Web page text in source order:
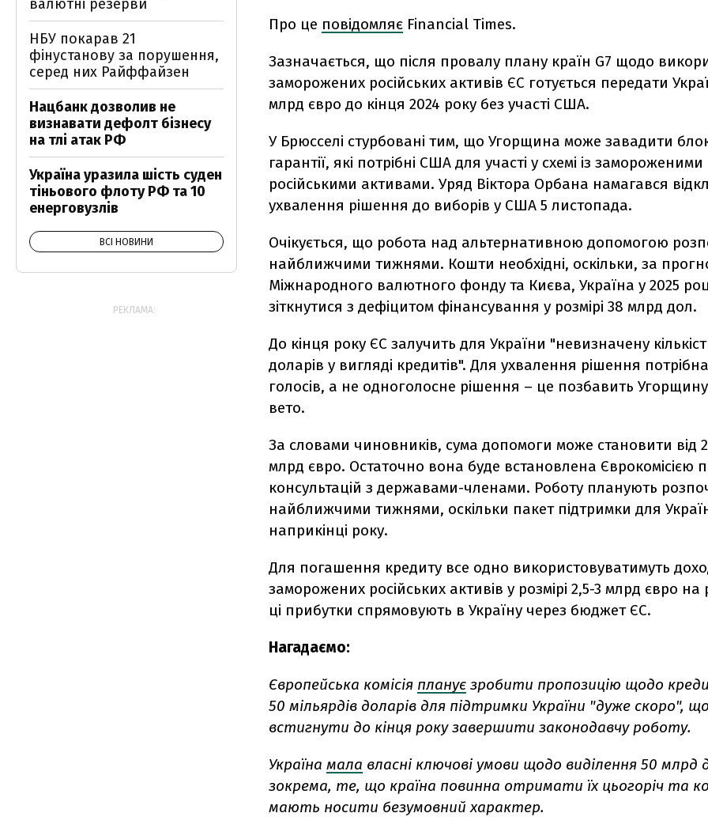
Про це повідомляє Financial Times.
Зазначається, що після провалу плану країн G7 щодо
заморожених російських активів ЄC готується передати
млрд євро до кінця 2024 року без участі США.
У Брюсселі стурбовані тим, що Угорщина може завадити
гарантії, які потрібні США для участі у схемі із замороженими
російськими активами. Уряд Віктора Орбана намагався
ухвалення рішення до виборів у США 5 листопада.
Очікується, що робота над альтернативною допомогою
найближчими тижнями. Кошти необхідні, оскільки, за
Міжнародного валютного фонду та Києва, Україна у 2025
зіткнутися з дефіцитом фінансування у розмірі 38 млрд дол.
До кінця року ЄС залучить для України "невизначену
доларів у вигляді кредитів". Для ухвалення рішення потрібна
голосів, а не одноголосне рішення – це позбавить
вето.
За словами чиновників, сума допомоги може становити від
млрд євро. Остаточно вона буде встановлена ​​Єврокомісією
консультацій з державами-членами. Роботу планують
найближчими тижнями, оскільки пакет підтримки для
наприкінці року.
Для погашення кредиту все одно використовуватимуть
заморожених російських активів у розмірі 2,5-3 млрд євро на
ці прибутки спрямовують в Україну через бюджет ЄС.
Нагадаємо:
Європейська комісія планує зробити пропозицію щодо
50 мільярдів доларів для підтримки України "дуже скоро",
встигнути до кінця року завершити законодавчу роботу.
Україна мала власні ключові умови щодо виділення 50 млрд
зокрема, те, що країна повинна отримати їх цьогоріч та
мають носити безумовний характер.
валютні резерви
НБУ покарав 21
фінустанову за порушення,
серед них Райффайзен
Нацбанк дозволив не
визнавати дефолт бізнесу
на тлі атак РФ
Україна уразила шість суден
тіньового флоту РФ та 10
енерговузлів
ВСІ НОВИНИ
РЕКЛАМА: